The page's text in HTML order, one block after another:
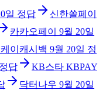
일 정답
신한쏠페이
카카오페이
9월 20일
이캐시백 9월 20일 정
정답
KB스타 KBPAY
닥터나우 9월 20일